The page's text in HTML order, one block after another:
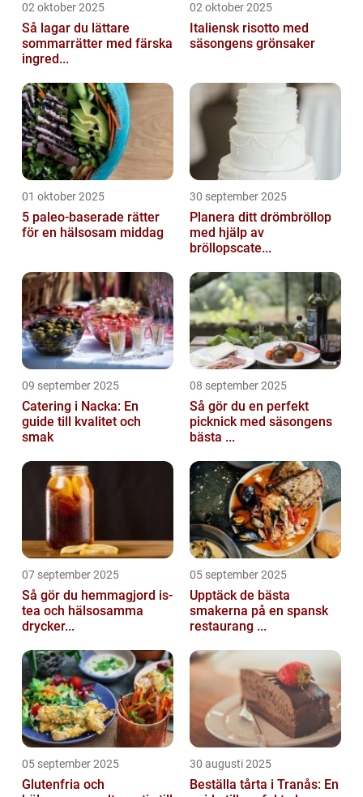
02 oktober 2025
Så lagar du lättare
sommarrätter med färska
ingred...
02 oktober 2025
Italiensk risotto med
säsongens grönsaker
01 oktober 2025
5 paleo-baserade rätter
för en hälsosam middag
30 september 2025
Planera ditt drömbröllop
med hjälp av
bröllopscate...
09 september 2025
Catering i Nacka: En
guide till kvalitet och
smak
08 september 2025
Så gör du en perfekt
picknick med säsongens
bästa ...
07 september 2025
Så gör du hemmagjord is-
tea och hälsosamma
drycker...
05 september 2025
Upptäck de bästa
smakerna på en spansk
restaurang ...
05 september 2025
Glutenfria och
30 augusti 2025
Beställa tårta i Tranås: En